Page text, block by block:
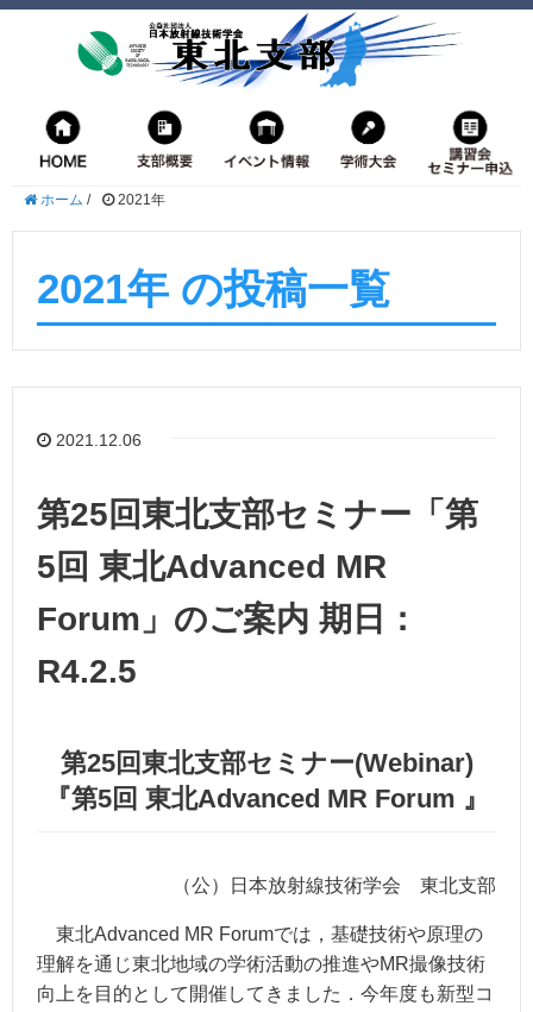
ホーム / 2021年
2021年 の投稿一覧
2021.12.06
第25回東北支部セミナー「第
5回 東北Advanced MR
Forum」のご案内 期日：
R4.2.5
第25回東北支部セミナー(Webinar)
『第5回 東北Advanced MR Forum 』
（公）日本放射線技術学会 東北支部
東北Advanced MR Forumでは，基礎技術や原理の
理解を通じ東北地域の学術活動の推進やMR撮像技術
向上を目的として開催してきました．今年度も新型コ